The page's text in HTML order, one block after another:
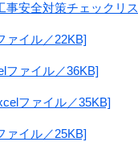
事安全対策チェックリ
ァイル／22KB]
ファイル／36KB]
ファイル／35KB]
ァイル／25KB]